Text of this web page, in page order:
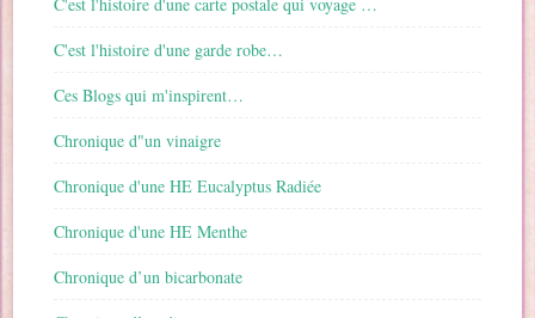
C'est l'histoire d'une garde robe…
Ces Blogs qui m'inspirent…
Chronique d"un vinaigre
Chronique d'une HE Eucalyptus Radiée
Chronique d'une HE Menthe
Chronique d’un bicarbonate